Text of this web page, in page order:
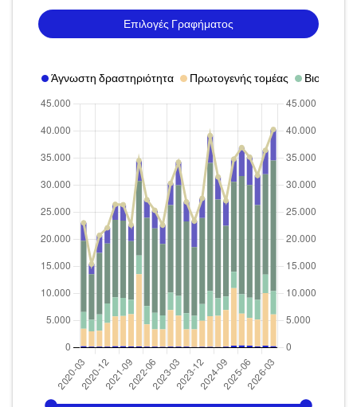
Επιλογές Γραφήματος
Άγνωστη δραστηριότητα Πρωτογενής τομέας
2020-03